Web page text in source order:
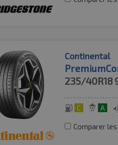
Continental
235/40R18
C A
Comparer